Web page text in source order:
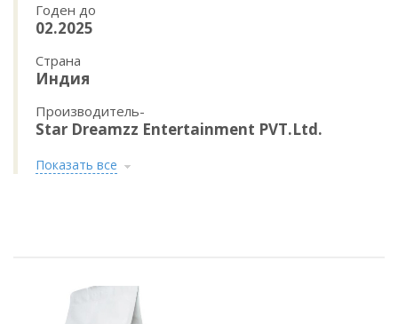
Годен до
02.2025
Страна
Индия
Производитель-
Star Dreamzz Entertainment PVT.Ltd.
Показать все